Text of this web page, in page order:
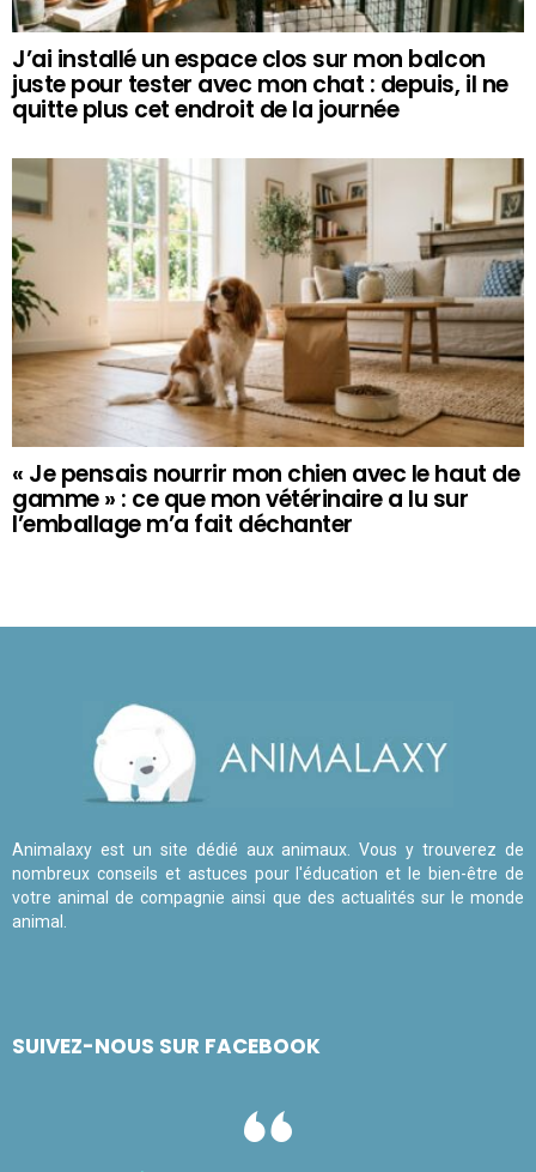
J’ai installé un espace clos sur mon balcon
juste pour tester avec mon chat : depuis, il ne
quitte plus cet endroit de la journée
« Je pensais nourrir mon chien avec le haut de
gamme » : ce que mon vétérinaire a lu sur
l’emballage m’a fait déchanter
Animalaxy est un site dédié aux animaux. Vous y trouverez de
nombreux conseils et astuces pour l'éducation et le bien-être de
votre animal de compagnie ainsi que des actualités sur le monde
animal.
SUIVEZ-NOUS SUR FACEBOOK